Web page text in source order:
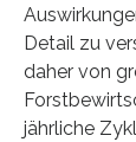
Detail zu
daher von
jährliche